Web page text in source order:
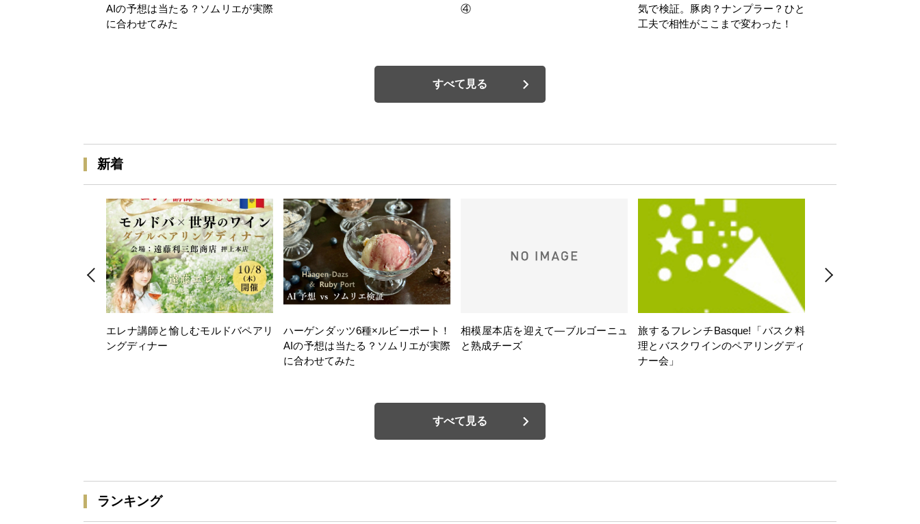
AIの予想は当たる？ソムリエが実際
に合わせてみた
④
気で検証。豚肉？ナンプラー？ひと
工夫で相性がここまで変わった！
すべて見る
新着
エレナ講師と愉しむモルドバペアリ
ングディナー
ハーゲンダッツ6種×ルビーポート！
AIの予想は当たる？ソムリエが実際
に合わせてみた
相模屋本店を迎えて―ブルゴーニュ
と熟成チーズ
旅するフレンチBasque!「バスク料
理とバスクワインのペアリングディ
ナー会」
すべて見る
ランキング